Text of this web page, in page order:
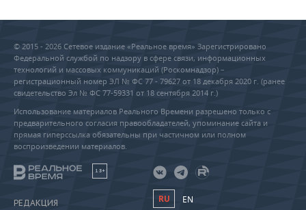
© 2015 - 2026 Сетевое издание «Реальное время» Зарегистрировано
Федеральной службой по надзору в сфере связи, информационных
технологий и массовых коммуникаций (Роскомнадзор) –
регистрационный номер ЭЛ № ФС 77 - 79627 от 18 декабря 2020 г. (ранее
свидетельство Эл № ФС 77-59331 от 18 сентября 2014 г.)
Использование материалов Реального Времени разрешено только с
предварительного согласия правообладателей, упоминание сайта и
прямая гиперссылка обязательны при частичном или полном
воспроизведении материалов.
18+
РЕДАКЦИЯ
RU EN